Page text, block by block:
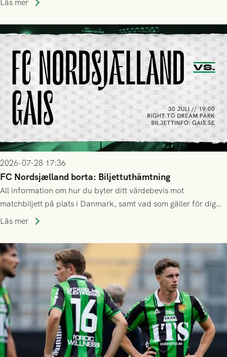
Läs mer
2026-07-28 17:36
FC Nordsjælland borta: Biljettuthämtning
All information om hur du byter ditt värdebevis mot
matchbiljett på plats i Danmark, samt vad som gäller för dig
som står på reservlista eller fått förhinder.
Läs mer